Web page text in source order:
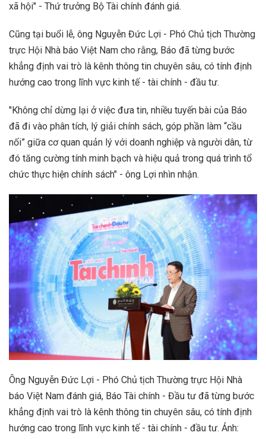
xã hội" - Thứ trưởng Bộ Tài chính đánh giá.
Cũng tại buổi lễ, ông Nguyễn Đức Lợi - Phó Chủ tịch Thường
trực Hội Nhà báo Việt Nam cho rằng, Báo đã từng bước
khẳng định vai trò là kênh thông tin chuyên sâu, có tính định
hướng cao trong lĩnh vực kinh tế - tài chính - đầu tư.
"Không chỉ dừng lại ở việc đưa tin, nhiều tuyến bài của Báo
đã đi vào phân tích, lý giải chính sách, góp phần làm “cầu
nối” giữa cơ quan quản lý với doanh nghiệp và người dân, từ
đó tăng cường tính minh bạch và hiệu quả trong quá trình tổ
chức thực hiện chính sách" - ông Lợi nhìn nhận.
Ông Nguyễn Đức Lợi - Phó Chủ tịch Thường trực Hội Nhà
báo Việt Nam đánh giá, Báo Tài chính - Đầu tư đã từng bước
khẳng định vai trò là kênh thông tin chuyên sâu, có tính định
hướng cao trong lĩnh vực kinh tế - tài chính - đầu tư. Ảnh: